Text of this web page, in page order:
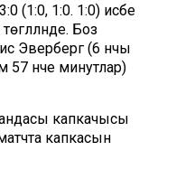
(1:0, 1:0. 1:0) исәбе
Боз
Эверберг (6 нчы
57 нче минутлар)
капкачысы
капкасын